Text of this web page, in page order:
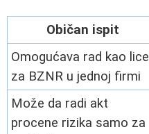
Običan ispit
Omogućava rad kao lice
za BZNR u jednoj firmi
Može da radi akt
procene rizika samo za